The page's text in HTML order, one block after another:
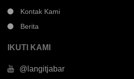
Kontak Kami
Berita
IKUTI KAMI
@langitjabar